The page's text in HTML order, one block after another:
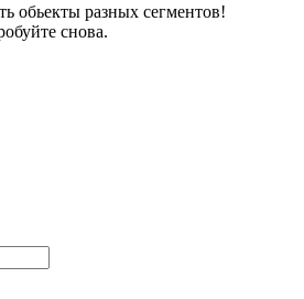
обьекты разных сегментов!
снова.